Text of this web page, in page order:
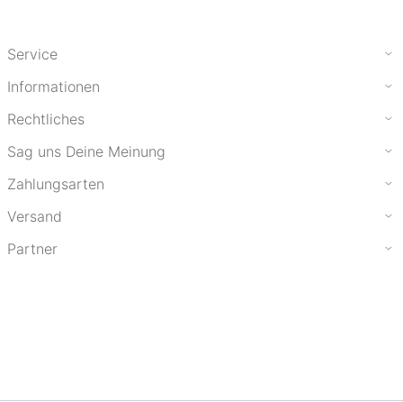
Service
Informationen
Rechtliches
Sag uns Deine Meinung
Zahlungsarten
Versand
Partner